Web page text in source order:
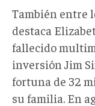
También entre
destaca
fallecido
inversión Jim
fortuna de 32
su familia. En